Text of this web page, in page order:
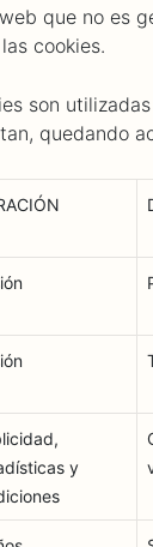
que no es
cookies.
son
quedando
y